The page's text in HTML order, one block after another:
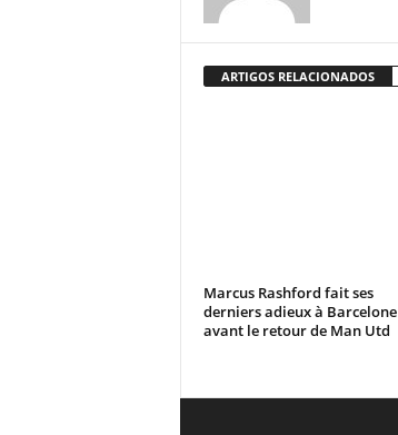
ARTIGOS RELACIONADOS
Marcus Rashford fait ses
derniers adieux à Barcelone
avant le retour de Man Utd